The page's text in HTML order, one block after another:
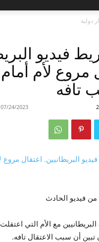
دولية
فيديو
مروع لأم
تافه
07/24/2023
فيديو الحادث
مع الأم التي
تبين أن سبب الاعتقال تافه.